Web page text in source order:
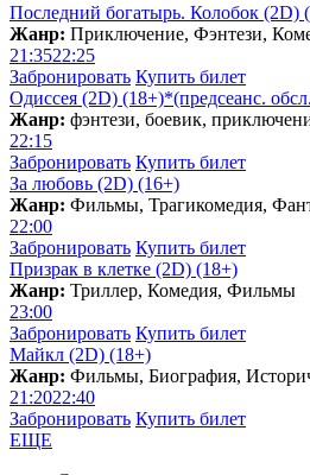
Последний богатырь. Колобок (2D)
Жанр: Приключение, Фэнтези,
21:3522:25
Забронировать Купить билет
Одиссея (2D) (18+)*(предсеанс.
Жанр: фэнтези, боевик,
22:15
Забронировать Купить билет
За любовь (2D) (16+)
Жанр: Фильмы, Трагикомедия,
22:00
Забронировать Купить билет
Призрак в клетке (2D) (18+)
Жанр: Триллер, Комедия, Фильмы
23:00
Забронировать Купить билет
Майкл (2D) (18+)
Жанр: Фильмы, Биография,
21:2022:40
Забронировать Купить билет
ЕЩЕ